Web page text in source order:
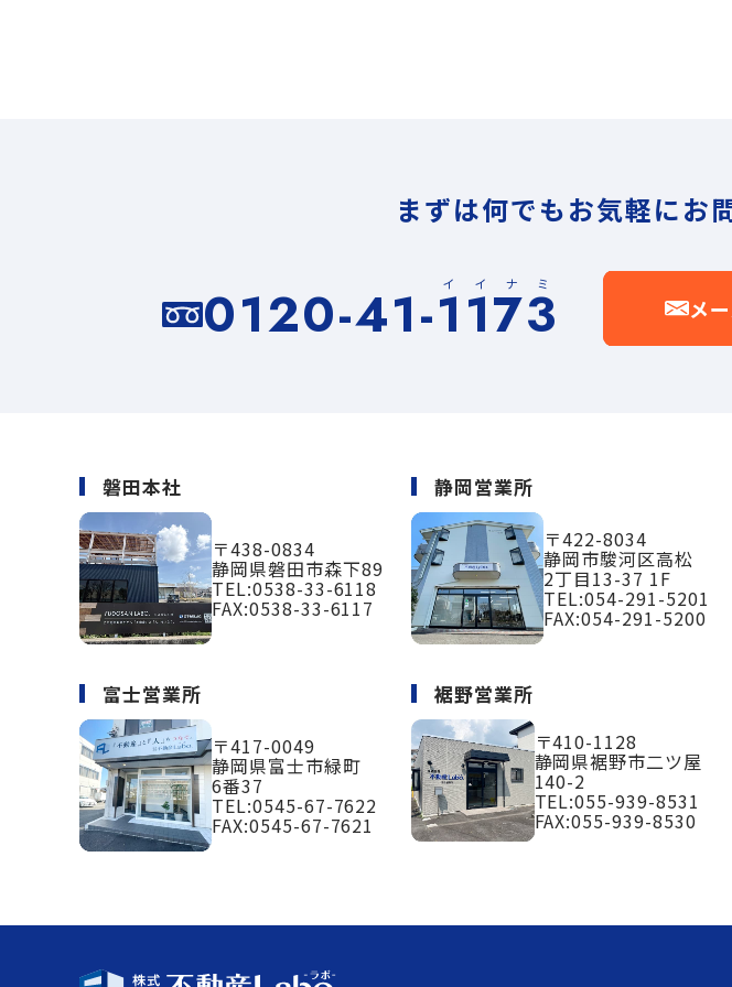
まずは何でもお気軽にお
イイナミ
0120-41-1173 メ
磐田本社
〒438-0834
静岡県磐田市森下89
TEL:0538-33-6118
FAX:0538-33-6117
静岡営業所
〒422-8034
静岡市駿河区高松
2丁目13-37 1F
TEL:054-291-5201
FAX:054-291-5200
富士営業所
〒417-0049
静岡県富士市緑町
6番37
TEL:0545-67-7622
FAX:0545-67-7621
裾野営業所
〒410-1128
静岡県裾野市二ツ屋
140-2
TEL:055-939-8531
FAX:055-939-8530